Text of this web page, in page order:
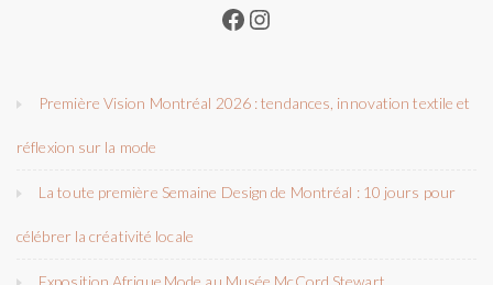
Facebook
Instagram
Première Vision Montréal 2026 : tendances, innovation textile et
réflexion sur la mode
La toute première Semaine Design de Montréal : 10 jours pour
célébrer la créativité locale
Exposition Afrique Mode au Musée McCord Stewart